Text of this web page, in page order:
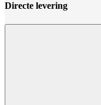
Directe levering